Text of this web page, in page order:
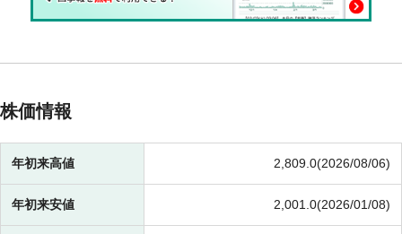
株価情報
年初来高値 2,809.0(2026/08/06)
年初来安値 2,001.0(2026/01/08)